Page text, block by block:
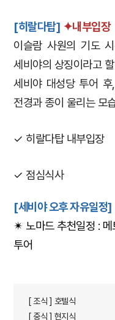
[히랄다탑] ✦내부입장
이슬람 사원의 기도
세비야의 상징이라고
세비야 대성당 투어 후
전경과 종이 울리는 모
✓ 히랄다탑 내부입장
✓ 점심식사
[세비야 오후 자유일정]
✴︎ 노마드 추천일정 : 메
투어
[ 조식 ] 호텔식
[ 중식 ] 현지식